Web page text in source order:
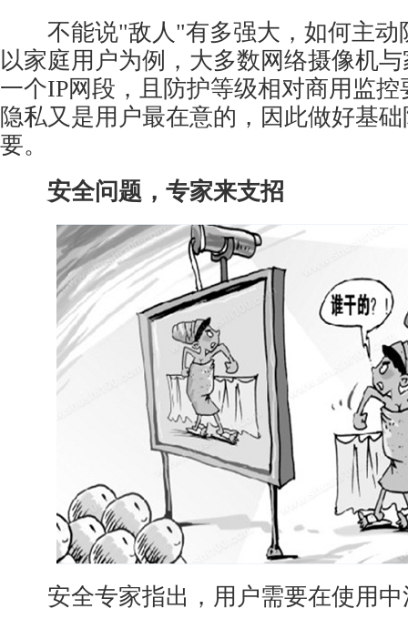
不能说"敌人"有多强大，如何主动
以家庭用户为例，大多数网络摄像机与
一个IP网段，且防护等级相对商用监
隐私又是用户最在意的，因此做好基
要。
安全问题，专家来支招
安全专家指出，用户需要在使用中